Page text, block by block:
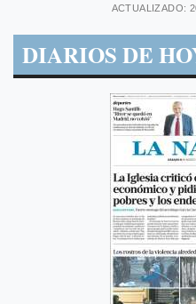
ACTUALIZADO:
DIARIOS DE